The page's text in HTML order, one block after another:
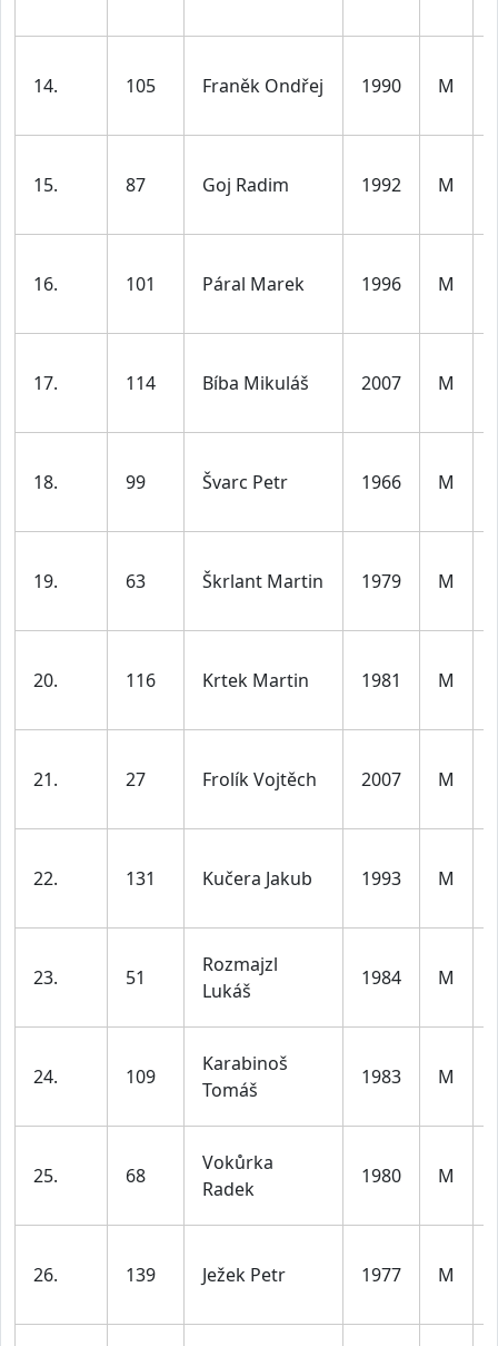
14. 105 Franěk Ondřej 1990 M
15. 87 Goj Radim 1992 M
16. 101 Páral Marek 1996 M
17. 114 Bíba Mikuláš 2007 M
18. 99 Švarc Petr 1966 M
19. 63 Škrlant Martin 1979 M
20. 116 Krtek Martin 1981 M
21. 27 Frolík Vojtěch 2007 M
22. 131 Kučera Jakub 1993 M
23. 51
Rozmajzl
Lukáš
1984 M
24. 109
Karabinoš
Tomáš
1983 M
25. 68
Vokůrka
Radek
1980 M
26. 139 Ježek Petr 1977 M